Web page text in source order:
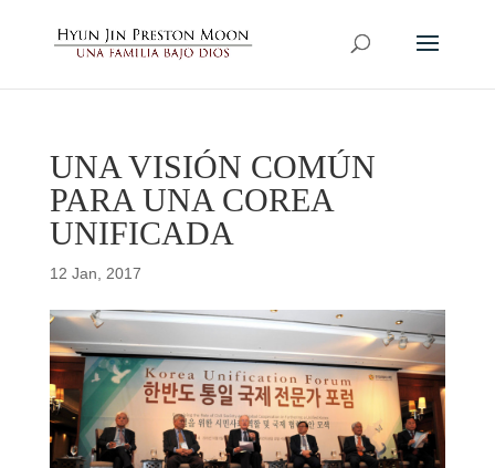
UNA VISIÓN COMÚN
PARA UNA COREA
UNIFICADA
12 Jan, 2017